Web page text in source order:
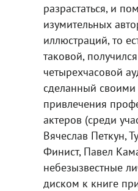
разрастаться, и
изумительных
иллюстраций, то
таковой,
четырехчасовой
сделанный своими
привлечения
актеров (среди
Вячеслав Петкун,
Финист, Павел
небезызвестные
диском к книге